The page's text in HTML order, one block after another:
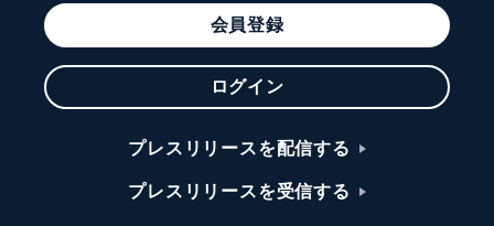
会員登録
ログイン
プレスリリースを配信する
プレスリリースを受信する